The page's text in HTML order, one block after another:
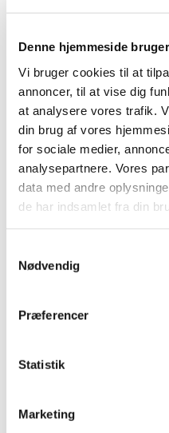
Denne hjemmeside
Vi bruger cookies til at
annoncer, til at vise dig
at analysere vores trafik.
din brug af vores
for sociale medier,
analysepartnere. Vores
data med andre
de har indsamlet fra din
Nødvendig
Præferencer
Statistik
Marketing